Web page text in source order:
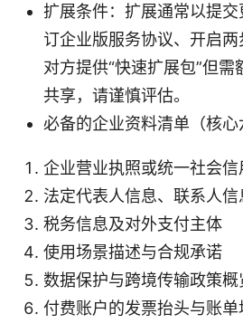
扩展条件：扩展通常以提
订企业版服务协议、开启
对方提供“快速扩展包”但
共享，请谨慎评估。
必备的企业资料清单（核心
企业营业执照或统一社会信
法定代表人信息、联系人信
税务信息及对外支付主体
使用场景描述与合规承诺
数据保护与跨境传输政策概
付费账户的发票抬头与账单